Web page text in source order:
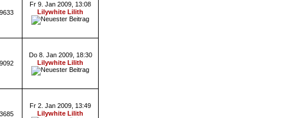
Fr 9. Jan 2009, 13:08
Lilywhite Lilith
Do 8. Jan 2009, 18:30
Lilywhite Lilith
Fr 2. Jan 2009, 13:49
Lilywhite Lilith